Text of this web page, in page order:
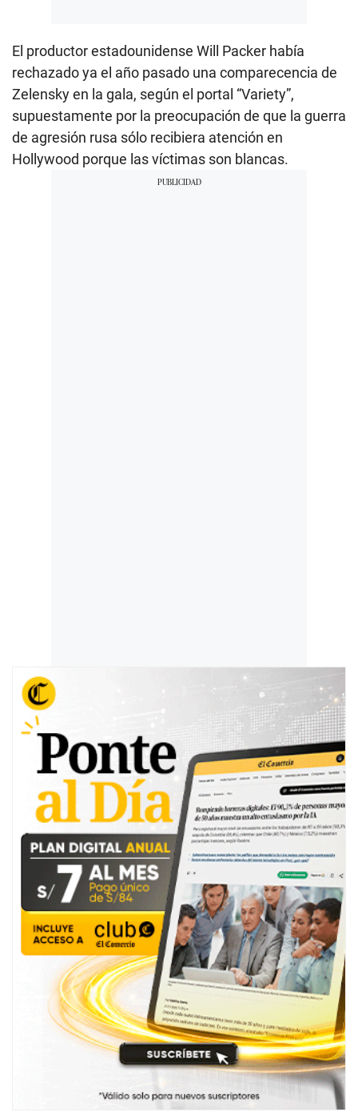
El productor estadounidense Will Packer había
rechazado ya el año pasado una comparecencia de
Zelensky en la gala, según el portal “Variety”,
supuestamente por la preocupación de que la guerra
de agresión rusa sólo recibiera atención en
Hollywood porque las víctimas son blancas.